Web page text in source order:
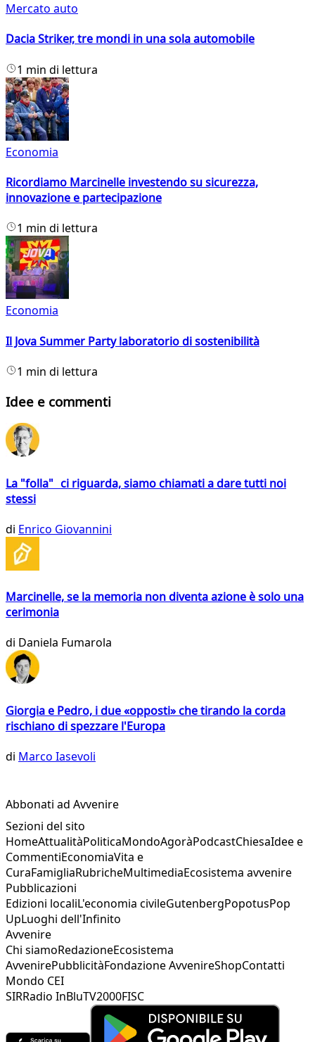
Mercato auto
Dacia Striker, tre mondi in una sola automobile
1 min di lettura
Economia
Ricordiamo Marcinelle investendo su sicurezza,
innovazione e partecipazione
1 min di lettura
Economia
Il Jova Summer Party laboratorio di sostenibilità
1 min di lettura
Idee e commenti
La "folla" ci riguarda, siamo chiamati a dare tutti noi
stessi
di Enrico Giovannini
Marcinelle, se la memoria non diventa azione è solo una
cerimonia
di Daniela Fumarola
Giorgia e Pedro, i due «opposti» che tirando la corda
rischiano di spezzare l'Europa
di Marco Iasevoli
Abbonati ad Avvenire
Sezioni del sito
HomeAttualitàPoliticaMondoAgoràPodcastChiesaIdee e
CommentiEconomiaVita e
CuraFamigliaRubricheMultimediaEcosistema avvenire
Pubblicazioni
Edizioni localiL'economia civileGutenbergPopotusPop
UpLuoghi dell'Infinito
Avvenire
Chi siamoRedazioneEcosistema
AvvenirePubblicitàFondazione AvvenireShopContatti
Mondo CEI
SIRRadio InBluTV2000FISC